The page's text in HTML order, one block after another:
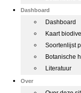
Dashboard
Dashboard
Kaart
Soortenlijst
Botanische
Literatuur
Over